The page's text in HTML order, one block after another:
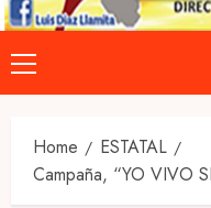
Primary
Menu
Home
ESTATAL
Campaña, “YO VIVO